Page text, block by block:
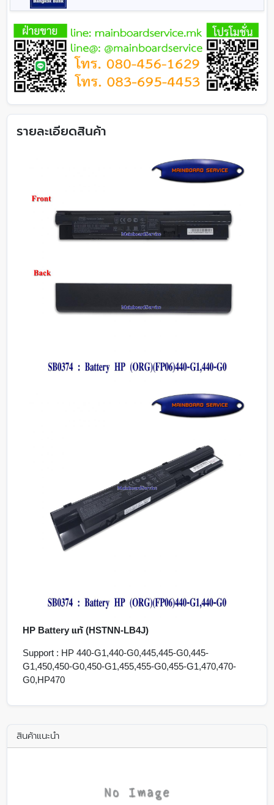
รายละเอียดสินค้า
HP Battery แท้ (HSTNN-LB4J)
Support : HP 440-G1,440-G0,445,445-G0,445-
G1,450,450-G0,450-G1,455,455-G0,455-G1,470,470-
G0,HP470
สินค้าแนะนำ